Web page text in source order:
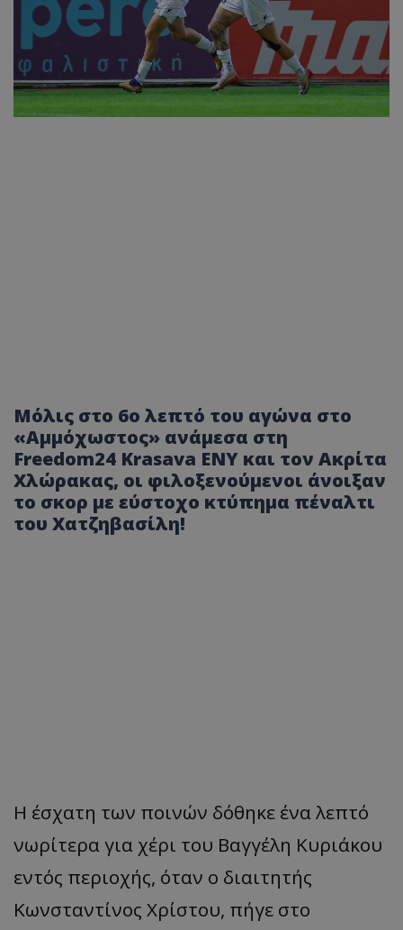
Μόλις στο 6ο λεπτό του αγώνα στο
«Αμμόχωστος» ανάμεσα στη
Freedom24 Krasava ΕΝΥ και τον Ακρίτα
Χλώρακας, οι φιλοξενούμενοι άνοιξαν
το σκορ με εύστοχο κτύπημα πέναλτι
του Χατζηβασίλη!
Η έσχατη των ποινών δόθηκε ένα λεπτό
νωρίτερα για χέρι του Βαγγέλη Κυριάκου
εντός περιοχής, όταν ο διαιτητής
Κωνσταντίνος Χρίστου, πήγε στο